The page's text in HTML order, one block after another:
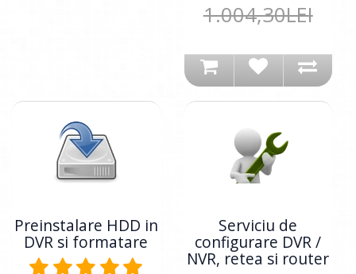
1.004,30LEI
Preinstalare HDD in
DVR si formatare
Serviciu de
configurare DVR /
NVR, retea si router